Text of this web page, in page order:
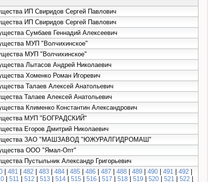
ИП Свиридов Сергей Павлович
ИП Свиридов Сергей Павлович
Сумбаев Геннадий Алексеевич
МУП "Волчихинское"
МУП "Волчихинское"
Лытасов Андрей Николаевич
Хоменко Роман Игоревич
Талаев Алексей Анатольевич
Талаев Алексей Анатольевич
Клименко Константин Александрович
МУП "БОГРАДСКИЙ"
Егоров Дмитрий Николаевич
имущества ЗАО "МАШЗАВОД "ЮЖУРАЛГИДРОМАШ"
ООО "Ямал-Опт"
Пустыльник Александр Григорьевич
| 481 | 482 | 483 | 484 | 485 | 486 | 487 | 488 | 489 | 490 | 491 | 492 |
| 511 | 512 | 513 | 514 | 515 | 516 | 517 | 518 | 519 | 520 | 521 | 522 |